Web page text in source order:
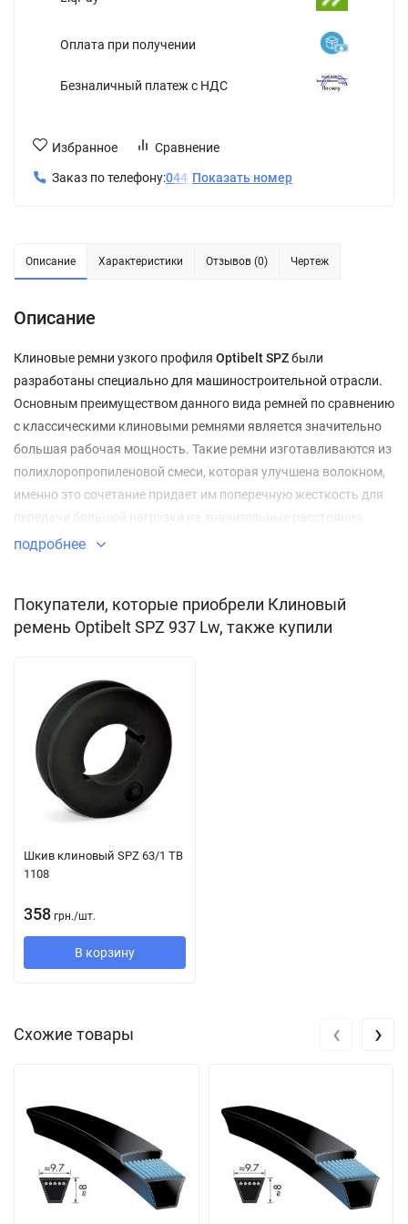
Оплата при получении
Безналичный платеж с НДС
Избранное Сравнение
Заказ по телефону:044 Показать номер
Описание Характеристики Отзывов (0) Чертеж
Описание
Клиновые ремни узкого профиля Optibelt SPZбыли
разработаны специально для машиностроительной отрасли.
Основным преимуществом данного вида ремней по сравнению
с классическими клиновыми ремнями является значительно
большая рабочая мощность. Такие ремни изготавливаются из
полихлоропропиленовой смеси, которая улучшена волокном,
именно это сочетание придает им поперечную жесткость для
передачи большой нагрузки на значительные расстояния.
Применение:
приводы сельскохозяйственных машин;
приводы промышленного оборудования;
приводы компрессоров;
автомобилестроение;
конструкции с наружным натяжением малого диаметра;
оборудование, где ширина шкива вдвое меньше, чем
приводы с классическими ремнями.
Конструкция:
Благодаря специальной технологии производства растяжение
обработано износостойкой резиновой смесью, поэтому
стандарта DIN 2218 к производительности. Таким образом, их
Он уже, чем классические клиновые ремни с такими же
характеристиками, поэтому привод требует меньшего
места для установки.
Большая поверхность сцепления снижает центробежную
подробнее
Покупатели, которые приобрели Клиновый
ремень Optibelt SPZ 937 Lw, также купили
Шкив клиновый SPZ 63/1 TB
1108
358 грн./шт.
В корзину
Схожие товары ‹ ›